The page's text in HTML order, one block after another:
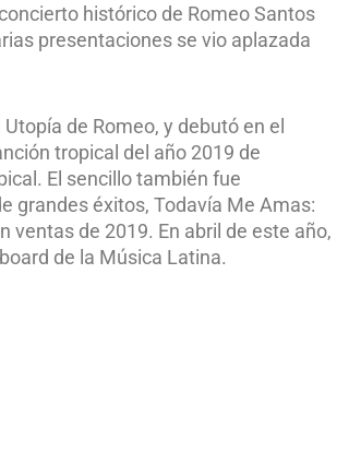
histórico de Romeo Santos
presentaciones se vio aplazada
de Romeo, y debutó en el
tropical del año 2019 de
El sencillo también fue
grandes éxitos, Todavía Me Amas:
ventas de 2019. En abril de este año,
de la Música Latina.